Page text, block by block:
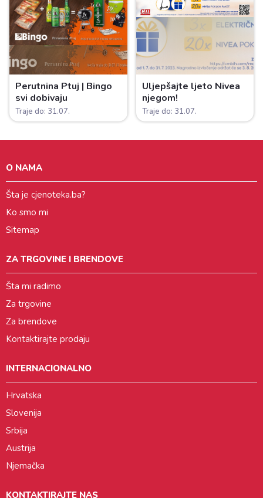
Perutnina Ptuj | Bingo
svi dobivaju
Traje do: 31.07.
Uljepšajte ljeto Nivea
njegom!
Traje do: 31.07.
O NAMA
Šta je cjenoteka.ba?
Ko smo mi
Sitemap
ZA TRGOVINE I BRENDOVE
Šta mi radimo
Za trgovine
Za brendove
Kontaktirajte prodaju
INTERNACIONALNO
Hrvatska
Slovenija
Srbija
Austrija
Njemačka
KONTAKTIRAJTE NAS